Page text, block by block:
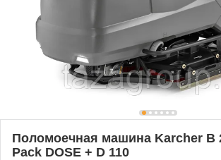
Поломоечная машина Karcher B
Pack DOSE + D 110